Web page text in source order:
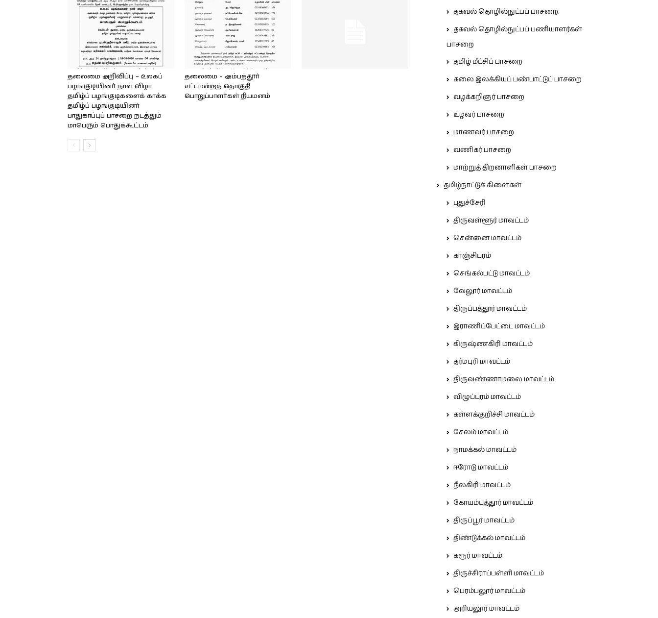
தலைமை அறிவிப்பு – உலகப்
பழங்குடியினர் நாள் விழா
தமிழ்ப் பழங்குடிகளைக் காக்க
தமிழ்ப் பழங்குடியினர்
பாதுகாப்புப் பாசறை நடத்தும்
மாபெரும் பொதுக்கூட்டம்
தலைமை – அம்பத்தூர்
சட்டமன்றத் தொகுதி
பொறுப்பாளர்கள் நியமனம்
தகவல் தொழில்நுட்பப் பாசறை.
தகவல் தொழில்நுட்பப் பணியாளர்கள்
பாசறை
தமிழ் மீட்சிப் பாசறை
கலை இலக்கியப் பண்பாட்டுப் பாசறை
வழக்கறிஞர் பாசறை
உழவர் பாசறை
மாணவர் பாசறை
வணிகர் பாசறை
மாற்றுத் திறனாளிகள் பாசறை
தமிழ்நாட்டுக் கிளைகள்
புதுச்சேரி
திருவள்ளூர் மாவட்டம்
சென்னை மாவட்டம்
காஞ்சிபுரம்
செங்கல்பட்டு மாவட்டம்
வேலூர் மாவட்டம்
திருப்பத்தூர் மாவட்டம்
இராணிப்பேட்டை மாவட்டம்
கிருஷ்ணகிரி மாவட்டம்
தர்மபுரி மாவட்டம்
திருவண்ணாமலை மாவட்டம்
விழுப்புரம் மாவட்டம்
கள்ளக்குறிச்சி மாவட்டம்
சேலம் மாவட்டம்
நாமக்கல் மாவட்டம்
ஈரோடு மாவட்டம்
நீலகிரி மாவட்டம்
கோயம்புத்தூர் மாவட்டம்
திருப்பூர் மாவட்டம்
திண்டுக்கல் மாவட்டம்
கரூர் மாவட்டம்
திருச்சிராப்பள்ளி மாவட்டம்
பெரம்பலூர் மாவட்டம்
அரியலூர் மாவட்டம்